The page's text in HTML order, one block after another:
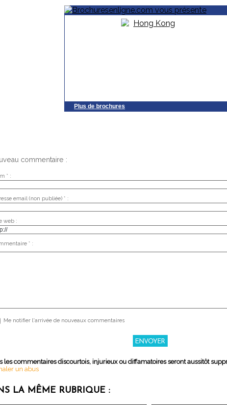
Plus de brochures
commentaire :
* :
email (non publiée) * :
web :
* :
Me notifier l'arrivée de nouveaux commentaires
les commentaires discourtois, injurieux ou diffamatoires seront aussitôt
un abus
LA MÊME RUBRIQUE :